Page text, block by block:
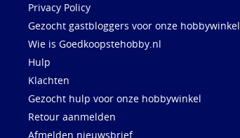
Privacy Policy
Gezocht gastbloggers voor onze hobbywinkel
Wie is Goedkoopstehobby.nl
Hulp
Klachten
Gezocht hulp voor onze hobbywinkel
Retour aanmelden
Afmelden nieuwsbrief